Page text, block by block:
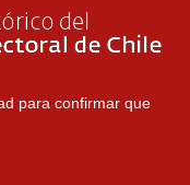
para confirmar que